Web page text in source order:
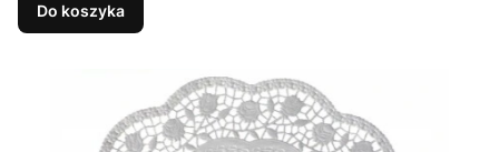
Do koszyka